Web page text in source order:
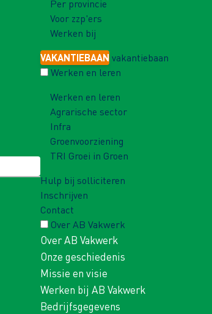
Per provincie
Voor zzp'ers
Werken bij
VAKANTIEBAAN vakantiebaan
Werken en leren
Werken en leren
Agrarische sector
Infra
Groenvoorziening
TRI Groei in Groen
Hulp bij solliciteren
Inschrijven
Contact
Over AB Vakwerk
Over AB Vakwerk
Onze geschiedenis
Missie en visie
Werken bij AB Vakwerk
Bedrijfsgegevens